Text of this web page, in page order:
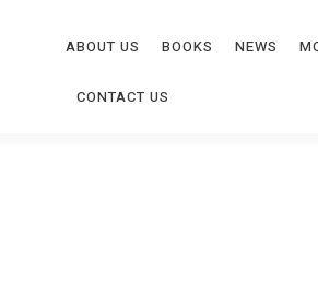
ABOUT US BOOKS NEWS
CONTACT US